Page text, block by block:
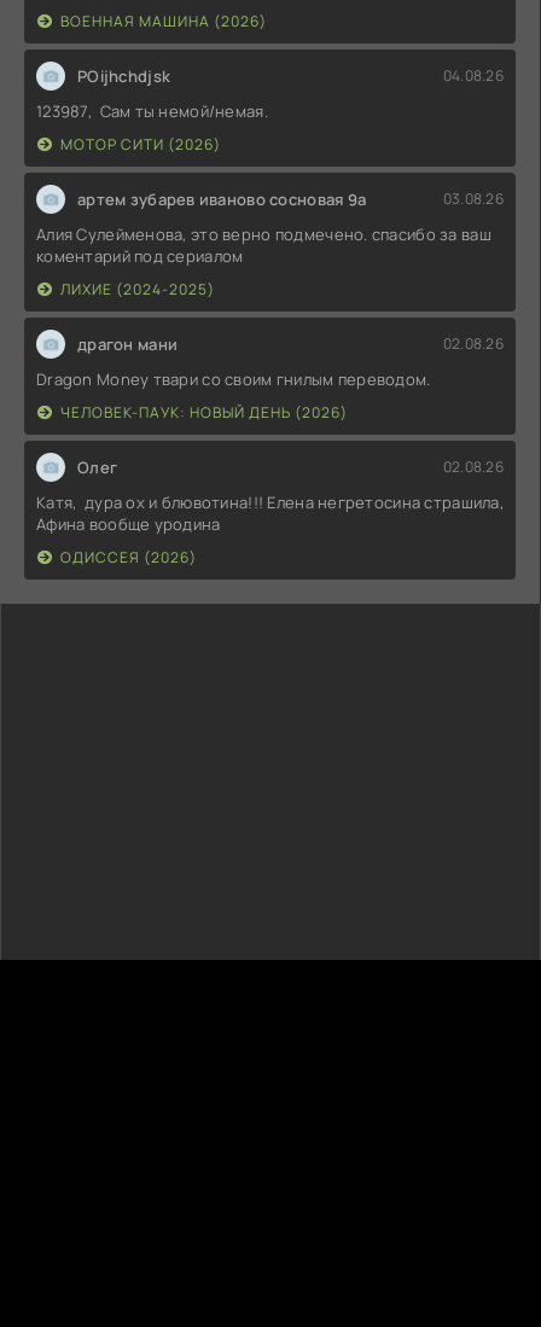
ВОЕННАЯ МАШИНА (2026)
POijhchdjsk 04.08.26
123987, Сам ты немой/немая.
МОТОР СИТИ (2026)
артем зубарев иваново сосновая 9а 03.08.26
Алия Сулейменова, это верно подмечено. спасибо за ваш
коментарий под сериалом
ЛИХИЕ (2024-2025)
драгон мани 02.08.26
Dragon Money твари со своим гнилым переводом.
ЧЕЛОВЕК-ПАУК: НОВЫЙ ДЕНЬ (2026)
Олег 02.08.26
Катя, дура ох и блювотина!!! Елена негретосина страшила,
Афина вообще уродина
ОДИССЕЯ (2026)